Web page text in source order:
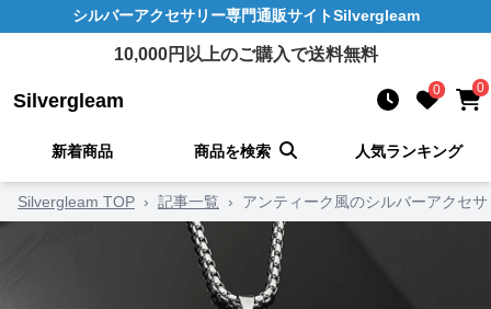
シルバーアクセサリー専門通販サイトSilvergleam
10,000円以上のご購入で送料無料
Silvergleam 0 0
新着商品 商品を検索 人気ランキング
Silvergleam TOP › 記事一覧 › アンティーク風のシルバーアクセ